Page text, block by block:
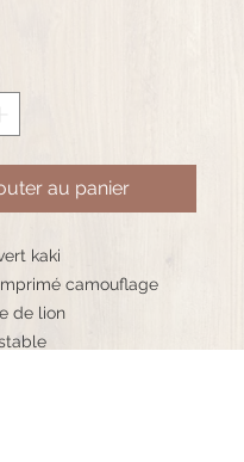
au panier
kaki
camouflage
de lion